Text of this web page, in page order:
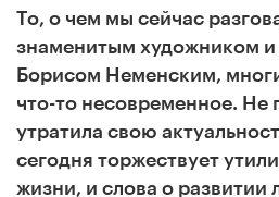
То, о чем мы сейчас
знаменитым художником и
Борисом Неменским,
что-то несовременное. Не
утратила свою
сегодня торжествует
жизни, и слова о развитии